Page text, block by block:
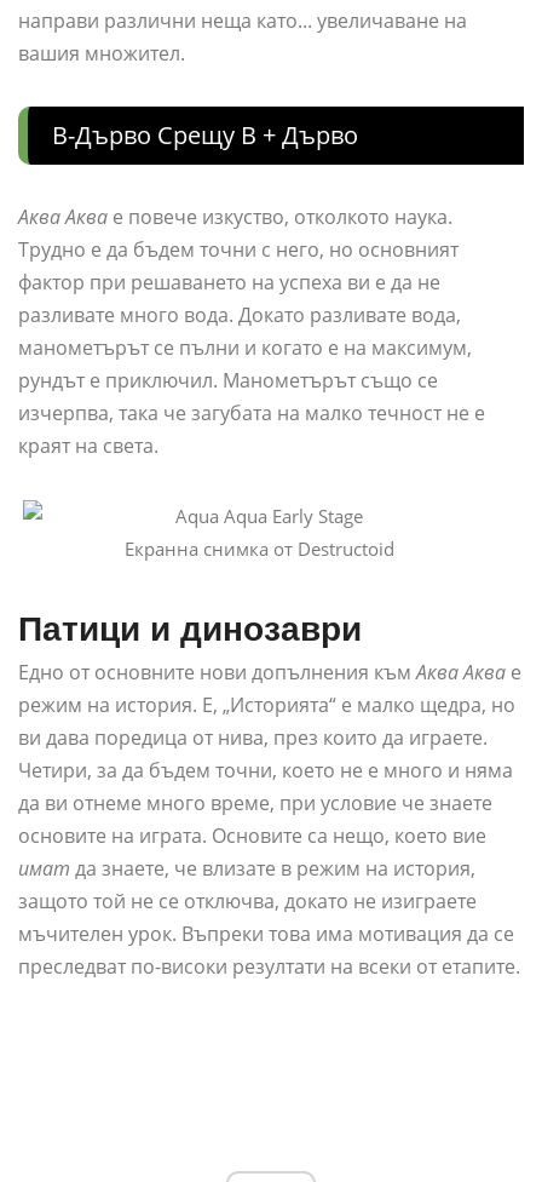
направи различни неща като... увеличаване на
вашия множител.
B-Дърво Срещу B + Дърво
Аква Аква е повече изкуство, отколкото наука.
Трудно е да бъдем точни с него, но основният
фактор при решаването на успеха ви е да не
разливате много вода. Докато разливате вода,
манометърът се пълни и когато е на максимум,
рундът е приключил. Манометърът също се
изчерпва, така че загубата на малко течност не е
краят на света.
Екранна снимка от Destructoid
Патици и динозаври
Едно от основните нови допълнения къмАква Аква е
режим на история. Е, „Историята“ е малко щедра, но
ви дава поредица от нива, през които да играете.
Четири, за да бъдем точни, което не е много и няма
да ви отнеме много време, при условие че знаете
основите на играта. Основите са нещо, което вие
имат да знаете, че влизате в режим на история,
защото той не се отключва, докато не изиграете
мъчителен урок. Въпреки това има мотивация да се
преследват по-високи резултати на всеки от етапите.